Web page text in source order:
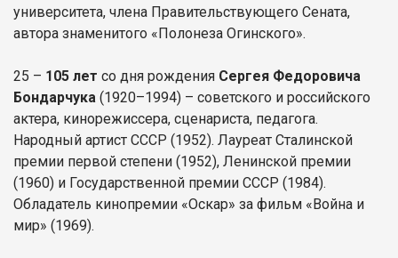
университета, члена Правительствующего Сената,
автора знаменитого «Полонеза Огинского».
25 – 105 лет со дня рождения Сергея Федоровича
Бондарчука (1920–1994) – советского и российского
актера, кинорежиссера, сценариста, педагога.
Народный артист СССР (1952). Лауреат Сталинской
премии первой степени (1952), Ленинской премии
(1960) и Государственной премии СССР (1984).
Обладатель кинопремии «Оскар» за фильм «Война и
мир» (1969).